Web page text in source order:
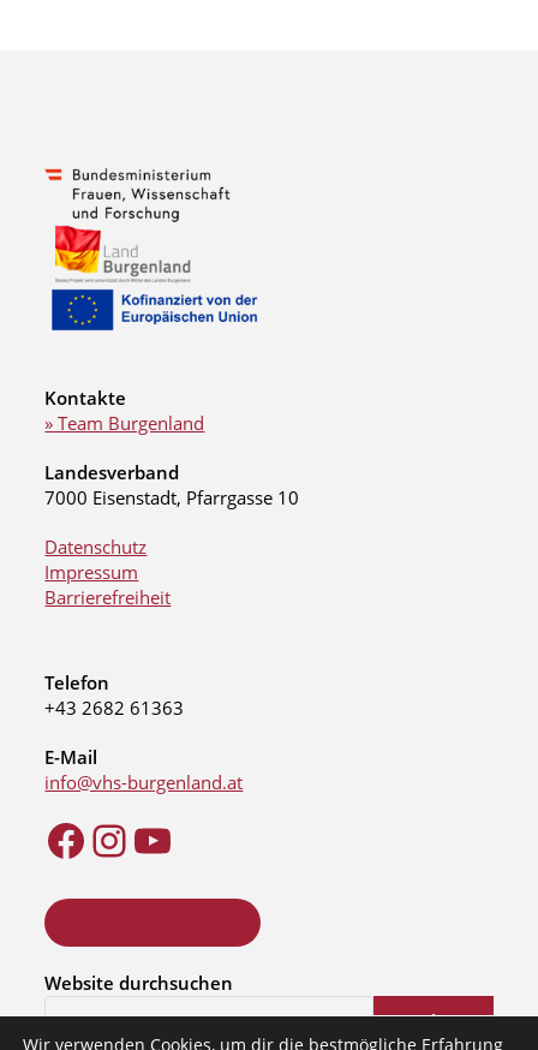
Kontakte
» Team Burgenland
Landesverband
7000 Eisenstadt, Pfarrgasse 10
Datenschutz
Impressum
Barrierefreiheit
Telefon
+43 2682 61363
E-Mail
info@vhs-burgenland.at
Website durchsuchen
Suchen
Wir verwenden Cookies, um dir die bestmögliche Erfahrung